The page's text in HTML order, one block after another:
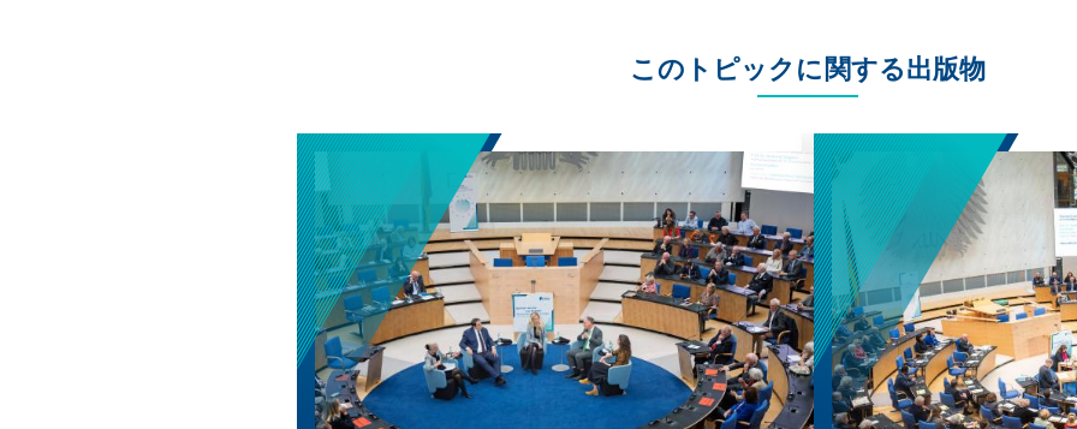
このトピックに関する出版物